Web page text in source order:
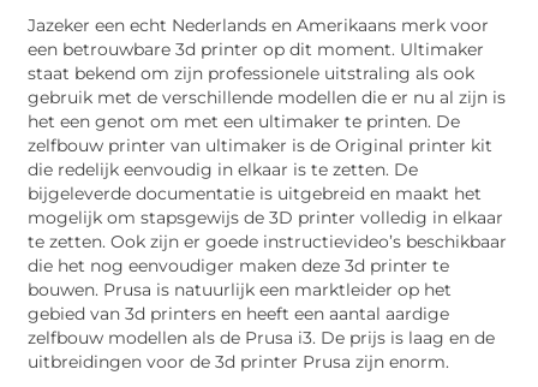
Jazeker een echt Nederlands en Amerikaans merk voor
een betrouwbare 3d printer op dit moment. Ultimaker
staat bekend om zijn professionele uitstraling als ook
gebruik met de verschillende modellen die er nu al zijn is
het een genot om met een ultimaker te printen. De
zelfbouw printer van ultimaker is de Original printer kit
die redelijk eenvoudig in elkaar is te zetten. De
bijgeleverde documentatie is uitgebreid en maakt het
mogelijk om stapsgewijs de 3D printer volledig in elkaar
te zetten. Ook zijn er goede instructievideo’s beschikbaar
die het nog eenvoudiger maken deze 3d printer te
bouwen. Prusa is natuurlijk een marktleider op het
gebied van 3d printers en heeft een aantal aardige
zelfbouw modellen als de Prusa i3. De prijs is laag en de
uitbreidingen voor de 3d printer Prusa zijn enorm.